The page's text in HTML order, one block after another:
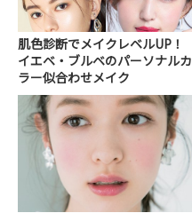
肌色診断でメイクレベルUP！
イエベ・ブルベのパーソナルカ
ラー似合わせメイク